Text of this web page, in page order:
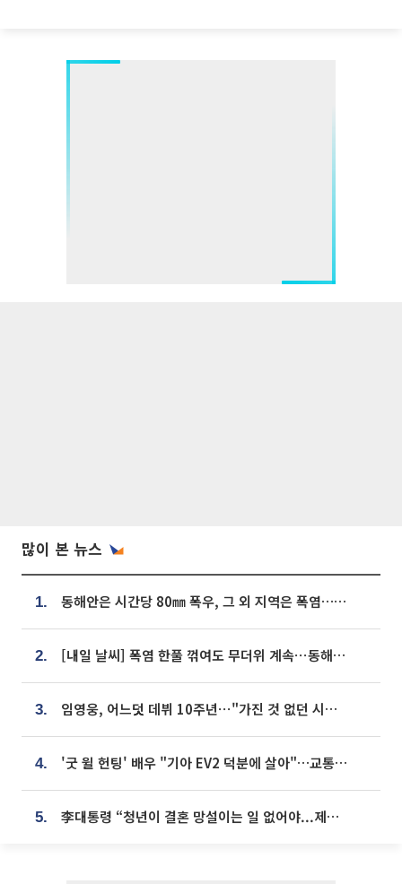
많이 본 뉴스
1. 동해안은 시간당 80㎜ 폭우, 그 외 지역은 폭염…‘극과 극 날씨’
2. [내일 날씨] 폭염 한풀 꺾여도 무더위 계속⋯동해안 이틀 연속 비
3. 임영웅, 어느덧 데뷔 10주년⋯"가진 것 없던 시절, 내 앞엔 20명의 팬뿐"
4. '굿 윌 헌팅' 배우 "기아 EV2 덕분에 살아"…교통사고 후 안전성 극찬
5. 李대통령 “청년이 결혼 망설이는 일 없어야...제도상 불이익 조사”